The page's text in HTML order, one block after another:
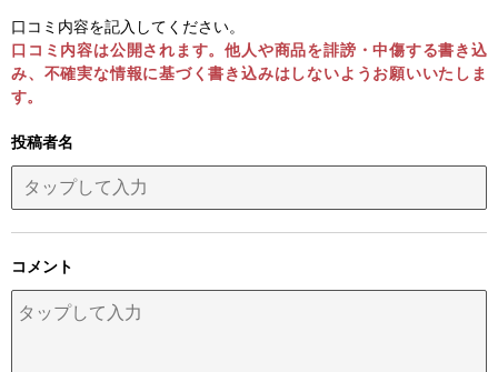
口コミ内容を記入してください。
口コミ内容は公開されます。他人や商品を誹謗・中傷する書き込
み、不確実な情報に基づく書き込みはしないようお願いいたしま
す。
投稿者名
コメント